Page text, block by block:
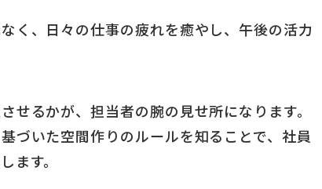
く、日々の仕事の疲れを癒やし、午後の活力
るかが、担当者の腕の見せ所になります。
づいた空間作りのルールを知ることで、社員
ます。